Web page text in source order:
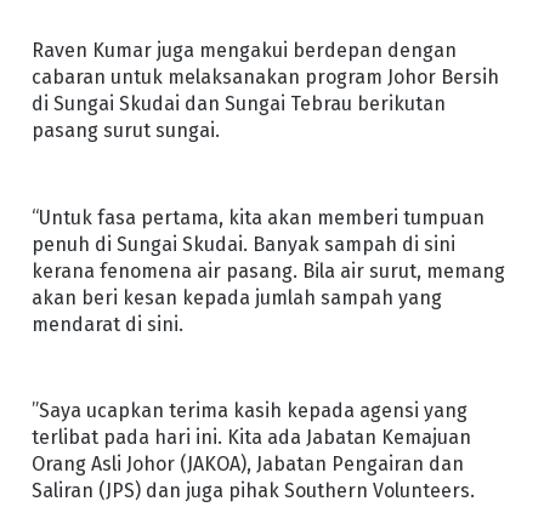
Raven Kumar juga mengakui berdepan dengan
cabaran untuk melaksanakan program Johor Bersih
di Sungai Skudai dan Sungai Tebrau berikutan
pasang surut sungai.
“Untuk fasa pertama, kita akan memberi tumpuan
penuh di Sungai Skudai. Banyak sampah di sini
kerana fenomena air pasang. Bila air surut, memang
akan beri kesan kepada jumlah sampah yang
mendarat di sini.
”Saya ucapkan terima kasih kepada agensi yang
terlibat pada hari ini. Kita ada Jabatan Kemajuan
Orang Asli Johor (JAKOA), Jabatan Pengairan dan
Saliran (JPS) dan juga pihak Southern Volunteers.